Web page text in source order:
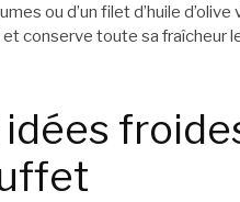
ou d’un filet d’huile d’olive
et conserve toute sa fraîcheur